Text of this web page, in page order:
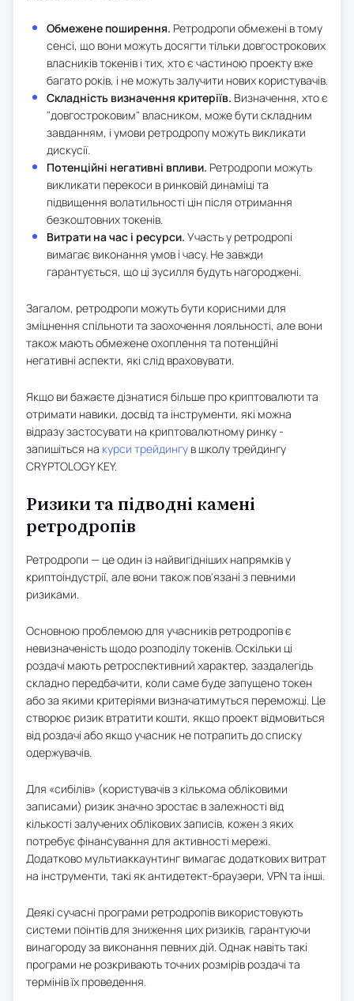
Обмежене поширення. Ретродропи обмежені в тому
сенсі, що вони можуть досягти тільки довгострокових
власників токенів і тих, хто є частиною проекту вже
багато років, і не можуть залучити нових користувачів.
Складність визначення критеріїв. Визначення, хто є
"довгостроковим" власником, може бути складним
завданням, і умови ретродропу можуть викликати
дискусії.
Потенційні негативні впливи. Ретродропи можуть
викликати перекоси в ринковій динаміці та
підвищення волатильності цін після отримання
безкоштовних токенів.
Витрати на час і ресурси. Участь у ретродропі
вимагає виконання умов і часу. Не завжди
гарантується, що ці зусилля будуть нагороджені.
Загалом, ретродропи можуть бути корисними для
зміцнення спільноти та заохочення лояльності, але вони
також мають обмежене охоплення та потенційні
негативні аспекти, які слід враховувати.
Якщо ви бажаєте дізнатися більше про криптовалюти та
отримати навики, досвід та інструменти, які можна
відразу застосувати на криптовалютному ринку -
запишіться на курси трейдингу в школу трейдингу
CRYPTOLOGY KEY.
Ризики та підводні камені
ретродропів
Ретродропи — це один із найвигідніших напрямків у
криптоіндустрії, але вони також пов'язані з певними
ризиками.
Основною проблемою для учасників ретродропів є
невизначеність щодо розподілу токенів. Оскільки ці
роздачі мають ретроспективний характер, заздалегідь
складно передбачити, коли саме буде запущено токен
або за якими критеріями визначатимуться переможці. Це
створює ризик втратити кошти, якщо проект відмовиться
від роздачі або якщо учасник не потрапить до списку
одержувачів.
Для «сибілів» (користувачів з кількома обліковими
записами) ризик значно зростає в залежності від
кількості залучених облікових записів, кожен з яких
потребує фінансування для активності мережі.
Додатково мультиаккаунтинг вимагає додаткових витрат
на інструменти, такі як антидетект-браузери, VPN та інші.
Деякі сучасні програми ретродропів використовують
системи поінтів для зниження цих ризиків, гарантуючи
винагороду за виконання певних дій. Однак навіть такі
програми не розкривають точних розмірів роздачі та
термінів їх проведення.